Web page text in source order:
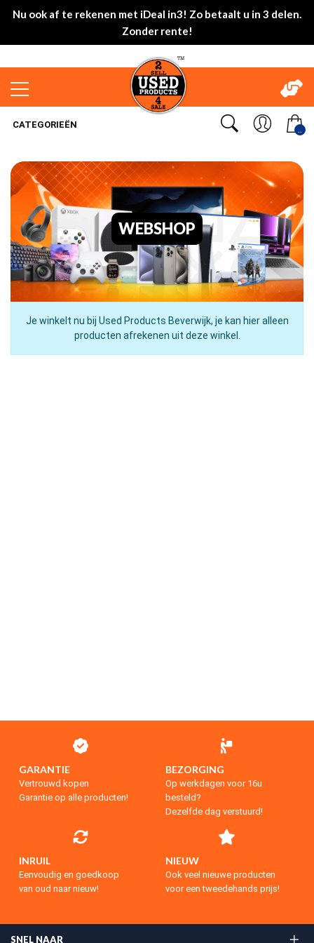
Nu ook af te rekenen met iDeal in3! Zo betaalt u in 3 delen.
Zonder rente!
..
CATEGORIEËN
WEBSHOP
Je winkelt nu bij Used Products Beverwijk, je kan hier alleen
producten afrekenen uit deze winkel.
GARANTIE
Vertrouwd kopen
Garantie op alle producten!
BEZORGING
Op werkdagen voor 16u
besteld?
Dezelfde dag verstuurd!
INRUIL
Eenvoudig en goedkoop
van oud naar nieuw!
NIEUW
Ook veel nieuwe producten
voor een tweedehands prijs!
SNEL NAAR